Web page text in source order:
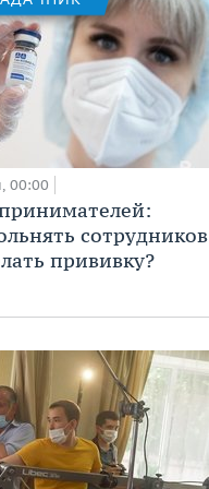
00:00
сотрудников
прививку?